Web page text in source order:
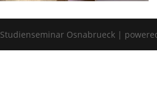
Studienseminar Osnabrueck |